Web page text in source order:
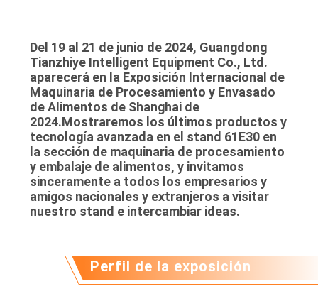
POLÍTICA
PRIVACIDAD
Del 19 al 21 de junio de 2024, Guangdong
Tianzhiye Intelligent Equipment Co., Ltd.
aparecerá en la Exposición Internacional de
Maquinaria de Procesamiento y Envasado
de Alimentos de Shanghai de
2024.Mostraremos los últimos productos y
tecnología avanzada en el stand 61E30 en
la sección de maquinaria de procesamiento
y embalaje de alimentos, y invitamos
sinceramente a todos los empresarios y
amigos nacionales y extranjeros a visitar
nuestro stand e intercambiar ideas.
Perfil de la exposición